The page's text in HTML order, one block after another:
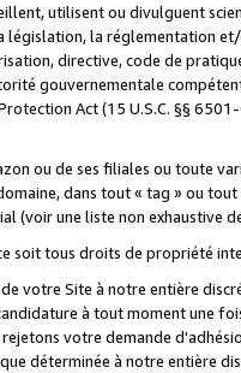
utilisent ou divulguent
législation, la réglementation
directive, code de
gouvernementale
Act (15 U.S.C. §§
ou de ses filiales ou toute
dans tout « tag » ou
(voir une liste non exhaustive
soit tous droits de propriété
votre Site à notre entière
à tout moment une
votre demande
déterminée à notre entière